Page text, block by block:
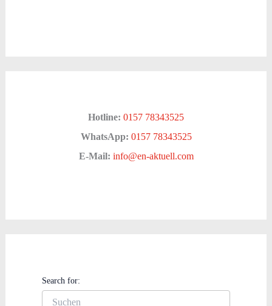
Hotline: 0157 78343525
WhatsApp: 0157 78343525
E-Mail: info@en-aktuell.com
Search for: